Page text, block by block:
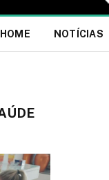
HOME NOTÍCIAS